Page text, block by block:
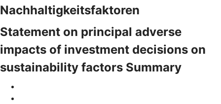
Nachhaltigkeitsfaktoren
Statement on principal adverse
impacts of investment decisions on
sustainability factors Summary